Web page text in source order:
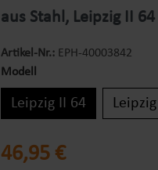
aus Stahl, Leipzig II 64
Artikel-Nr.: EPH-40003842
Modell
Leipzig II 64
Regulärer Preis:
46,95 €